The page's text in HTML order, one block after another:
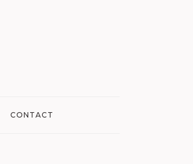
CONTACT